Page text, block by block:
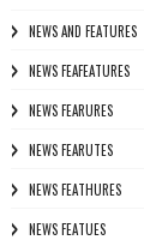
NEWS AND FEATURES
NEWS FEAFEATURES
NEWS FEARURES
NEWS FEARUTES
NEWS FEATHURES
NEWS FEATUES